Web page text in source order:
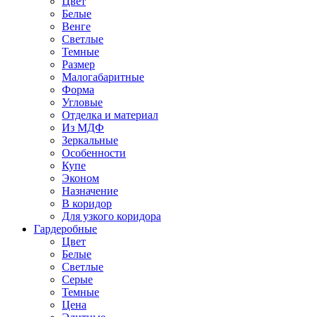
Белые
Венге
Светлые
Темные
Размер
Малогабаритные
Форма
Угловые
Отделка и материал
Из МДФ
Зеркальные
Особенности
Купе
Эконом
Назначение
В коридор
Для узкого коридора
Гардеробные
Цвет
Белые
Светлые
Серые
Темные
Цена